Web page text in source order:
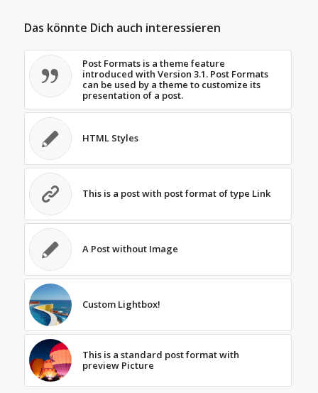
Das könnte Dich auch interessieren
Post Formats is a theme feature
introduced with Version 3.1. Post Formats
can be used by a theme to customize its
presentation of a post.
HTML Styles
This is a post with post format of type Link
A Post without Image
Custom Lightbox!
This is a standard post format with
preview Picture